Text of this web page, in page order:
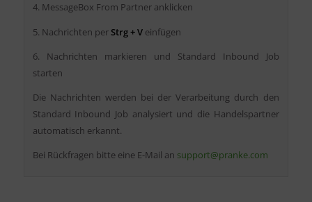
4. MessageBox From Partner anklicken
5. Nachrichten perStrg + Veinfügen
6. Nachrichten markieren und Standard Inbound Job
starten
Die Nachrichten werden bei der Verarbeitung durch den
Standard Inbound Job analysiert und die Handelspartner
automatisch erkannt.
Bei Rückfragen bitte eine E-Mail an support@pranke.com